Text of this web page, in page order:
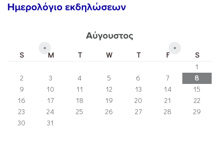
Ημερολόγιο εκδηλώσεων
Αύγουστος
« »
S M T W T F
S
1
2
3 4 5 6 7
8
9
10 11 12 13 14
15
16
17 18 19 20 21
22
23
24 25 26 27 28
29
30
31